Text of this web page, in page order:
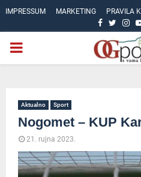
IMPRESSUM MARKETING PRAVILA
PRIMARY
Aktualno Sport
Nogomet – KUP
21. rujna 2023.